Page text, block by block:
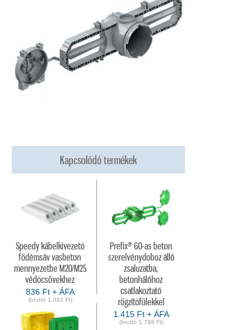
Kapcsolódó termékek
Speedy kábelkivezető
födémsáv vasbeton
mennyezetbe M20/M25
védőcsövekhez
836 Ft + ÁFA
(bruttó 1.062 Ft)
Prefix® 60-as beton
szerelvénydoboz álló
zsaluzatba,
betonhálóhoz
csatlakoztató
rögzítőfülekkel
1.415 Ft + ÁFA
(bruttó 1.798 Ft)